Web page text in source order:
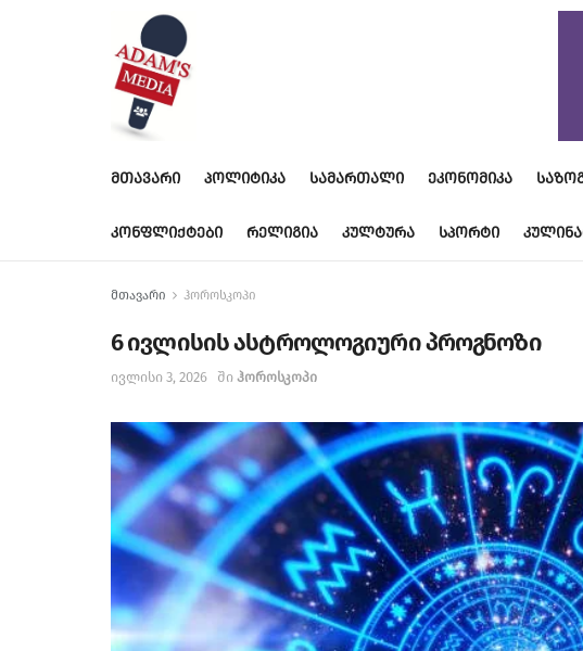
ᲛᲗᲐᲕᲐᲠᲘ ᲞᲝᲚᲘᲢᲘᲙᲐ ᲡᲐᲛᲐᲠᲗᲐᲚᲘ ᲔᲙᲝᲜᲝᲛᲘᲙᲐ
ᲙᲝᲜᲤᲚᲘᲥᲢᲔᲑᲘ ᲠᲔᲚᲘᲒᲘᲐ ᲙᲣᲚᲢᲣᲠᲐ ᲡᲞᲝᲠᲢᲘ
მთავარი ჰოროსკოპი
6 ივლისის ასტროლოგიური პროგნოზი
ივლისი 3, 2026 ში ჰოროსკოპი